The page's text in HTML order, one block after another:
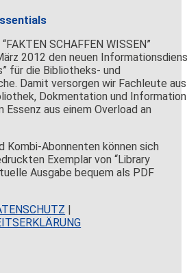
SCHAFFEN WISSEN”
2012 den neuen
für die Bibliotheks- und
Damit versorgen wir Fachleute aus
Dokmentation und Information
aus einem Overload an
Kombi-Abonnenten können sich
Exemplar von “Library
Ausgabe bequem als PDF